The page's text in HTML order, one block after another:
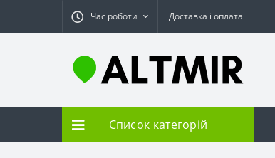
Час роботи Доставка і оплата
Список категорій